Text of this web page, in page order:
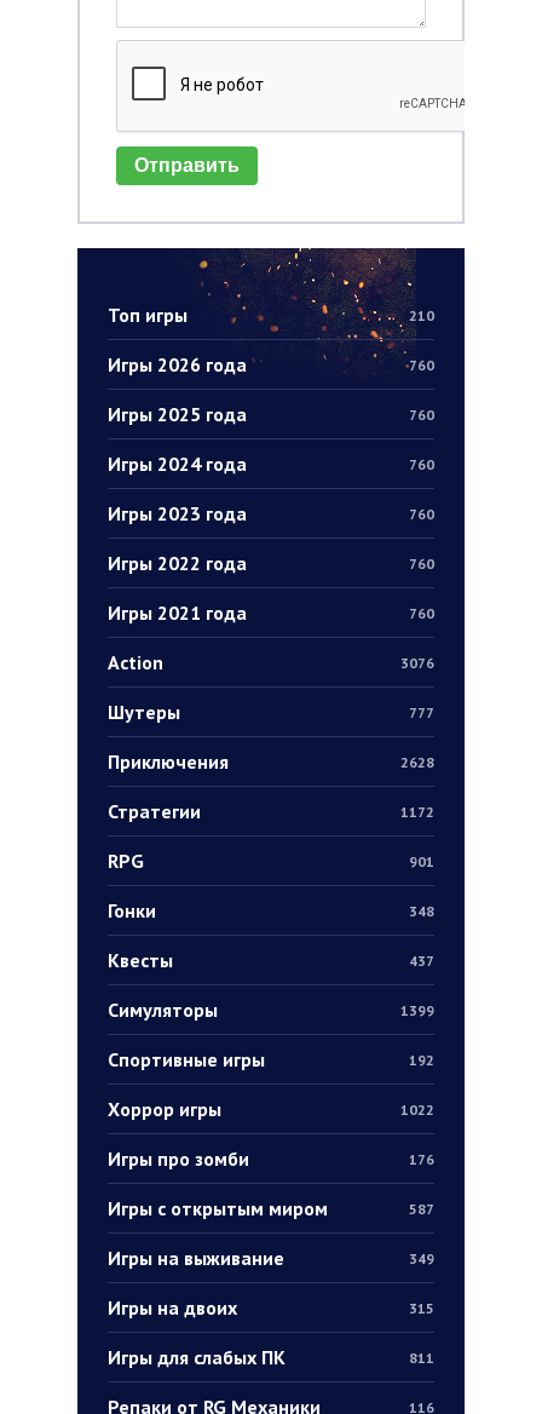
Топ игры 210
Игры 2026 года 760
Игры 2025 года 760
Игры 2024 года 760
Игры 2023 года 760
Игры 2022 года 760
Игры 2021 года 760
Action 3076
Шутеры 777
Приключения 2628
Стратегии 1172
RPG 901
Гонки 348
Квесты 437
Симуляторы 1399
Спортивные игры 192
Хоррор игры 1022
Игры про зомби 176
Игры с открытым миром 587
Игры на выживание 349
Игры на двоих 315
Игры для слабых ПК 811
Репаки от RG Механики 116
Отправить